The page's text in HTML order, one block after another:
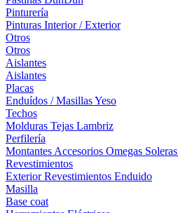
Pinturería
Pinturas Interior / Exterior
Otros
Otros
Aislantes
Aislantes
Placas
Enduídos / MasillasYeso
Techos
Molduras Tejas Lambriz
Perfilería
Montantes Accesorios Omegas Soleras
Revestimientos
ExteriorRevestimientos Enduido
Masilla
Base coat